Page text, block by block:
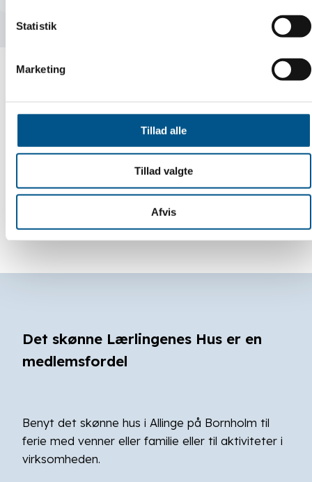
Statistik
Marketing
Tillad alle
Tillad valgte
Afvis
Det skønne Lærlingenes Hus er en
medlemsfordel
Benyt det skønne hus i Allinge på Bornholm til
ferie med venner eller familie eller til aktiviteter i
virksomheden.